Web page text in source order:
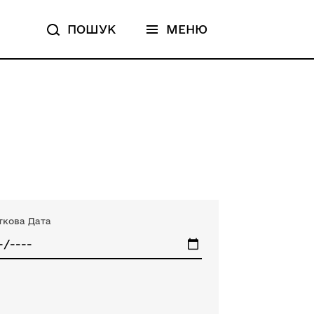
ПОШУК МЕНЮ
Дата